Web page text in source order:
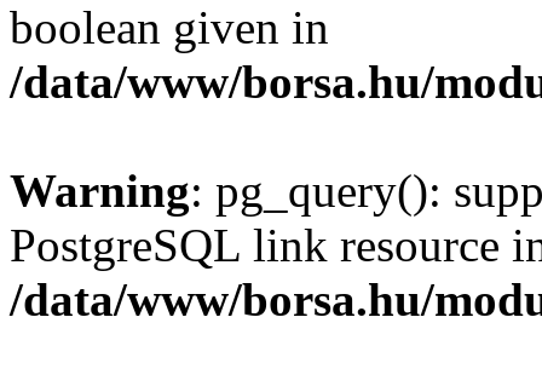
boolean given in
/data/www/borsa.hu/
Warning: pg_query():
PostgreSQL link resource
/data/www/borsa.hu/